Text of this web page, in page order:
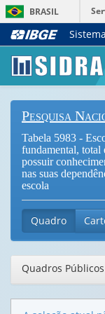
BRASIL
Pesquisa
Tabela 5983 -
fundamental, total
possuir
nas suas
escola
Quadro
Quadros Públicos